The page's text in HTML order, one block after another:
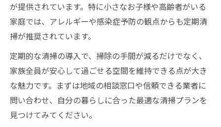
が提供されています。特に小さなお子様や高齢者がいる
家庭では、アレルギーや感染症予防の観点からも定期清
掃が推奨されています。
定期的な清掃の導入で、掃除の手間が減るだけでなく、
家族全員が安心して過ごせる空間を維持できる点が大き
な魅力です。まずは地域の相談窓口や信頼できる業者に
問い合わせ、自分の暮らしに合った最適な清掃プランを
見つけてみてください。